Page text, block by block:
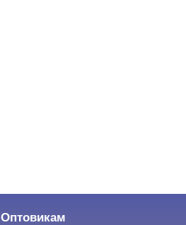
Оптовикам